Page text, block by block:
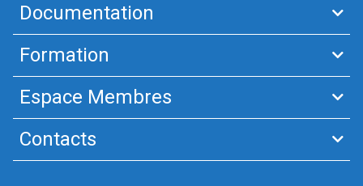
Documentation
Formation
Espace Membres
Contacts